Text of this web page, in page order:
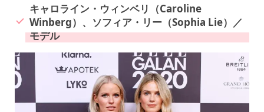
キャロライン・ウィンベリ（Caroline
Winberg）、ソフィア・リー（Sophia Lie）／
モデル